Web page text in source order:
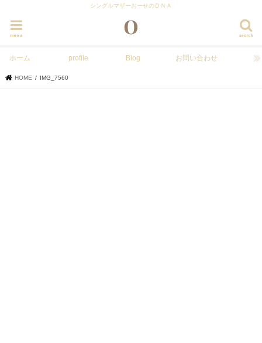
シングルマザーおーせのＤＮＡ
search
menu
ホーム profile Blog お問い合わせ
HOME IMG_7560